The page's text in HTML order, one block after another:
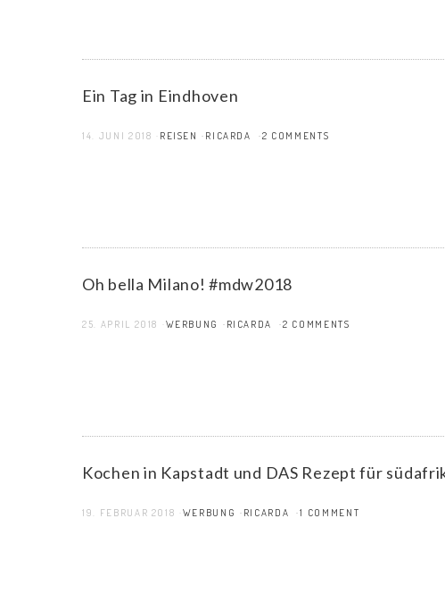
Ein Tag in Eindhoven
14. JUNI 2018 REISEN RICARDA 2 COMMENTS
Oh bella Milano! #mdw2018
25. APRIL 2018 WERBUNG RICARDA 2 COMMENTS
Kochen in Kapstadt und DAS Rezept für
19. FEBRUAR 2018 WERBUNG RICARDA 1 COMMENT